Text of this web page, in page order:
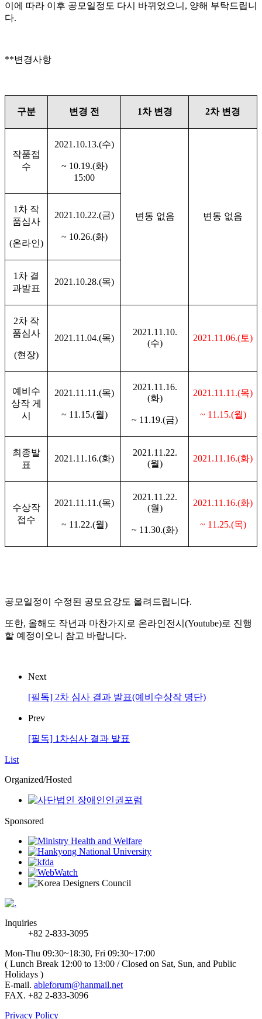
이에 따라 이후 공모일정도 다시 바뀌었으니, 양해 부탁드립니
다.
**변경사항
구분 변경 전 1차 변경 2차 변경
작품접
수
2021.10.13.(수)
~ 10.19.(화)
15:00
변동 없음 변동 없음
1차 작
품심사
(온라인)
2021.10.22.(금)
~ 10.26.(화)
1차 결
과발표
2021.10.28.(목)
2차 작
품심사
(현장)
2021.11.04.(목)
2021.11.10.
(수)
2021.11.06.(토)
예비수
상작 게
시
2021.11.11.(목)
~ 11.15.(월)
2021.11.16.
(화)
~ 11.19.(금)
2021.11.11.(목)
~ 11.15.(월)
최종발
표
2021.11.16.(화)
2021.11.22.
(월)
2021.11.16.(화)
수상작
접수
2021.11.11.(목)
~ 11.22.(월)
2021.11.22.
(월)
~ 11.30.(화)
2021.11.16.(화)
~ 11.25.(목)
공모일정이 수정된 공모요강도 올려드립니다.
또한, 올해도 작년과 마찬가지로 온라인전시(Youtube)로 진행
할 예정이오니 참고 바랍니다.
Next
[필독] 2차 심사 결과 발표(예비수상작 명단)
Prev
[필독] 1차심사 결과 발표
List
Organized/Hosted
Sponsored
Inquiries
+82 2-833-3095
Mon-Thu 09:30~18:30, Fri 09:30~17:00
( Lunch Break 12:00 to 13:00 / Closed on Sat, Sun, and Public
Holidays )
E-mail. ableforum@hanmail.net
FAX. +82 2-833-3096
Privacy Policy